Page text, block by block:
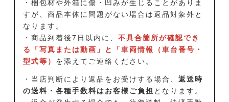
・梱包材や外箱に傷・凹みが生じることがありま
すが、商品本体に問題がない場合は返品対象外と
なります。
・商品到着後7日以内に、 不具合箇所が確認でき
る「写真または動画」と「車両情報（車台番号・
型式等） を添えてご連絡ください。
・当店判断により返品をお受けする場合、 返送時
の送料・各種手数料はお客様ご負担 となります。